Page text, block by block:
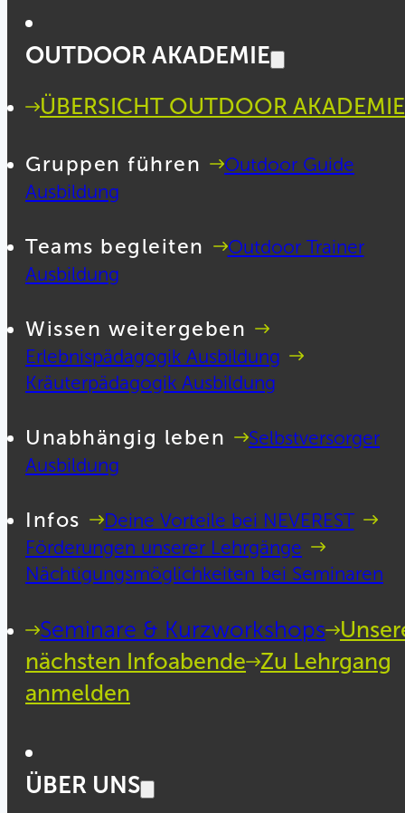
OUTDOOR AKADEMIE
ÜBERSICHT OUTDOOR AKADEMIE
Gruppen führen
Outdoor Guide
Ausbildung
Teams begleiten
Outdoor Trainer
Ausbildung
Wissen weitergeben
Erlebnispädagogik Ausbildung
Kräuterpädagogik Ausbildung
Unabhängig leben
Selbstversorger
Ausbildung
Infos
Deine Vorteile bei NEVEREST
Förderungen unserer Lehrgänge
Nächtigungsmöglichkeiten bei Seminaren
Seminare & Kurzworkshops
nächsten Infoabende Zu Lehrgang
anmelden
ÜBER UNS